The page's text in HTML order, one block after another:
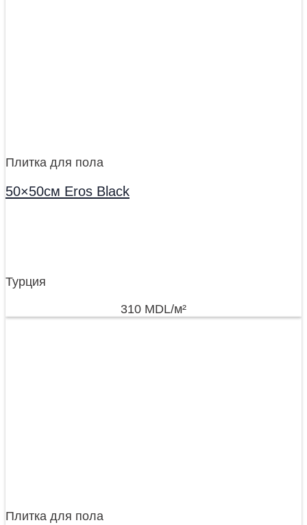
Плитка для пола
50×50см Eros Black
Турция
310 MDL/м²
Плитка для пола